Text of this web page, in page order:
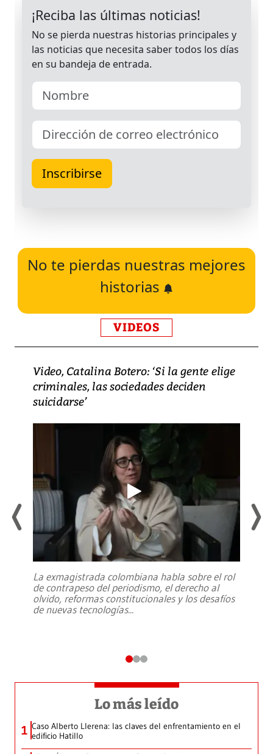
No te pierdas nuestras mejores
historias
VIDEOS
Video, Catalina Botero: ‘Si la gente elige
criminales, las sociedades deciden
suicidarse’
La exmagistrada colombiana habla sobre el rol
de contrapeso del periodismo, el derecho al
olvido, reformas constitucionales y los desafíos
de nuevas tecnologías...
Lo más leído
1 Caso Alberto Llerena: las claves del enfrentamiento en el
edificio Hatillo